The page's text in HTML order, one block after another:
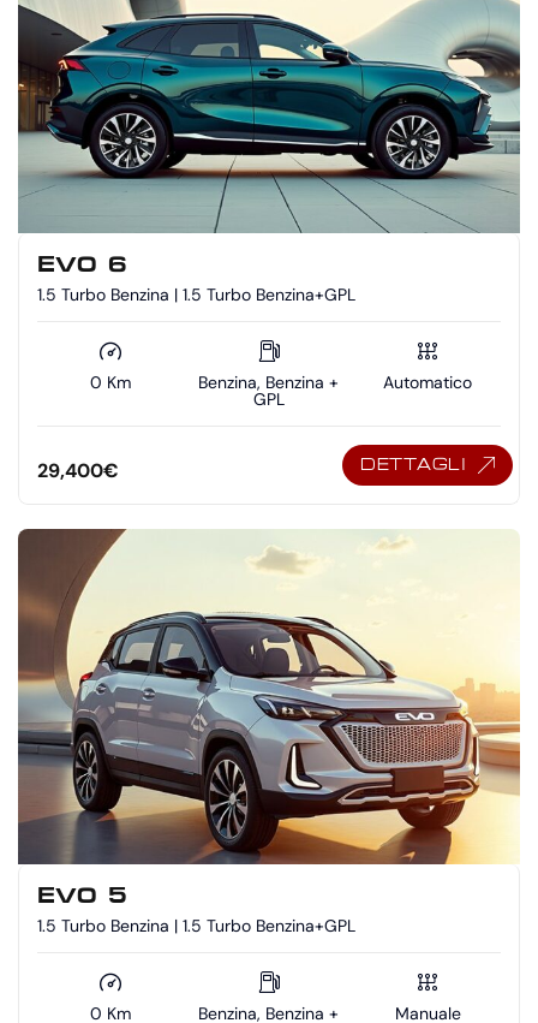
EVO 6
1.5 Turbo Benzina | 1.5 Turbo Benzina+GPL
0 Km Benzina, Benzina +
GPL
Automatico
29,400€ DETTAGLI
EVO 5
1.5 Turbo Benzina | 1.5 Turbo Benzina+GPL
0 Km Benzina, Benzina + Manuale